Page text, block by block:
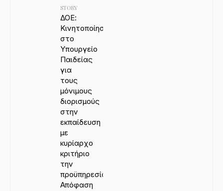
STORY
ΔΟΕ:
Κινητοποίηση
στο
Υπουργείο
Παιδείας
για
τους
μόνιμους
διορισμούς
στην
εκπαίδευση
με
κυρίαρχο
κριτήριο
την
προϋπηρεσία.
Απόφαση